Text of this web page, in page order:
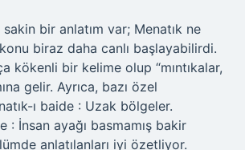
sakin bir anlatım var; Menatık ne
biraz daha canlı başlayabilirdi.
kökenli bir kelime olup “mıntıkalar,
gelir. Ayrıca, bazı özel
ı baide : Uzak bölgeler.
: İnsan ayağı basmamış bakir
anlatılanları iyi özetliyor.